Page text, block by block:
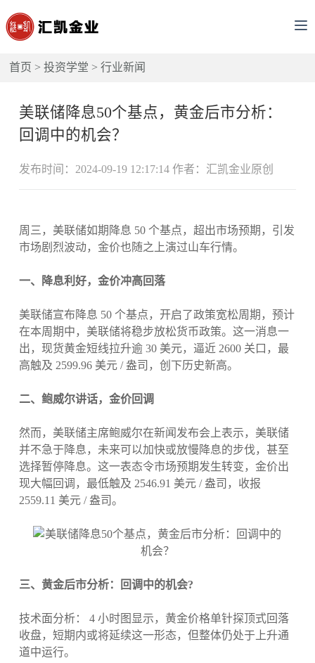
首页 >投资学堂 >行业新闻
美联储降息50个基点，黄金后市分析：
回调中的机会？
发布时间：2024-09-19 12:17:14 作者：汇凯金业原创
周三，美联储如期降息 50 个基点，超出市场预期，引发
市场剧烈波动，金价也随之上演过山车行情。
一、降息利好，金价冲高回落
美联储宣布降息 50 个基点，开启了政策宽松周期，预计
在本周期中，美联储将稳步放松货币政策。这一消息一
出，现货黄金短线拉升逾 30 美元，逼近 2600 关口，最
高触及 2599.96 美元 / 盎司，创下历史新高。
二、鲍威尔讲话，金价回调
然而，美联储主席鲍威尔在新闻发布会上表示，美联储
并不急于降息，未来可以加快或放慢降息的步伐，甚至
选择暂停降息。这一表态令市场预期发生转变，金价出
现大幅回调，最低触及 2546.91 美元 / 盎司，收报
2559.11 美元 / 盎司。
三、黄金后市分析：回调中的机会?
技术面分析： 4 小时图显示，黄金价格单针探顶式回落
收盘，短期内或将延续这一形态，但整体仍处于上升通
道中运行。